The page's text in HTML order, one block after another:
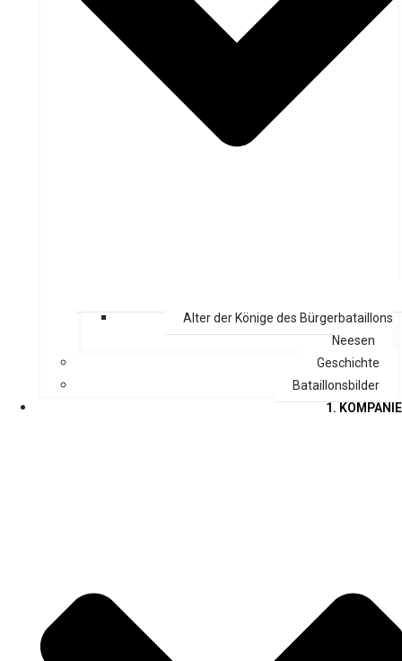
Alter der Könige des Bürgerbataillons
Neesen
Geschichte
Bataillonsbilder
1. KOMPANIE